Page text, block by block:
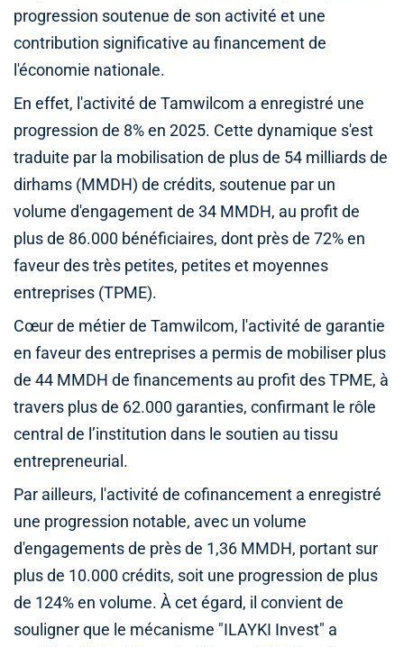
progression soutenue de son activité et une
contribution significative au financement de
l'économie nationale.
En effet, l'activité de Tamwilcom a enregistré une
progression de 8% en 2025. Cette dynamique s'est
traduite par la mobilisation de plus de 54 milliards de
dirhams (MMDH) de crédits, soutenue par un
volume d'engagement de 34 MMDH, au profit de
plus de 86.000 bénéficiaires, dont près de 72% en
faveur des très petites, petites et moyennes
entreprises (TPME).
Cœur de métier de Tamwilcom, l'activité de garantie
en faveur des entreprises a permis de mobiliser plus
de 44 MMDH de financements au profit des TPME, à
travers plus de 62.000 garanties, confirmant le rôle
central de l’institution dans le soutien au tissu
entrepreneurial.
Par ailleurs, l'activité de cofinancement a enregistré
une progression notable, avec un volume
d'engagements de près de 1,36 MMDH, portant sur
plus de 10.000 crédits, soit une progression de plus
de 124% en volume. À cet égard, il convient de
souligner que le mécanisme "ILAYKI Invest" a